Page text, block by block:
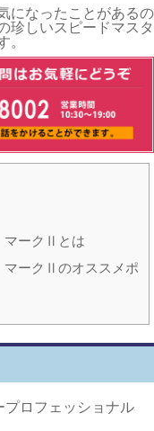
になったことがあるの
珍しいスピードマスタ
。
マークⅡとは
ークⅡのオススメポ
ロフェッショナル